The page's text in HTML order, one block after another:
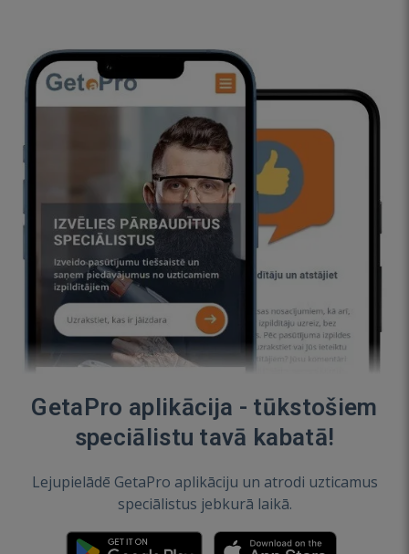
GetaPro aplikācija - tūkstošiem
speciālistu tavā kabatā!
Lejupielādē GetaPro aplikāciju un atrodi uzticamus
speciālistus jebkurā laikā.